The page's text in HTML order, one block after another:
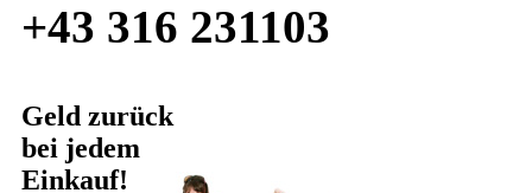
+43 316 231103
Geld zurück
bei jedem
Einkauf!